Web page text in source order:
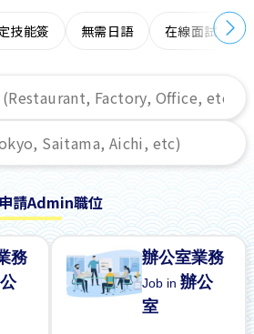
技能簽 無需日語 在線面試
申請Admin職位
務 辦公室業務
Job in辦公
室